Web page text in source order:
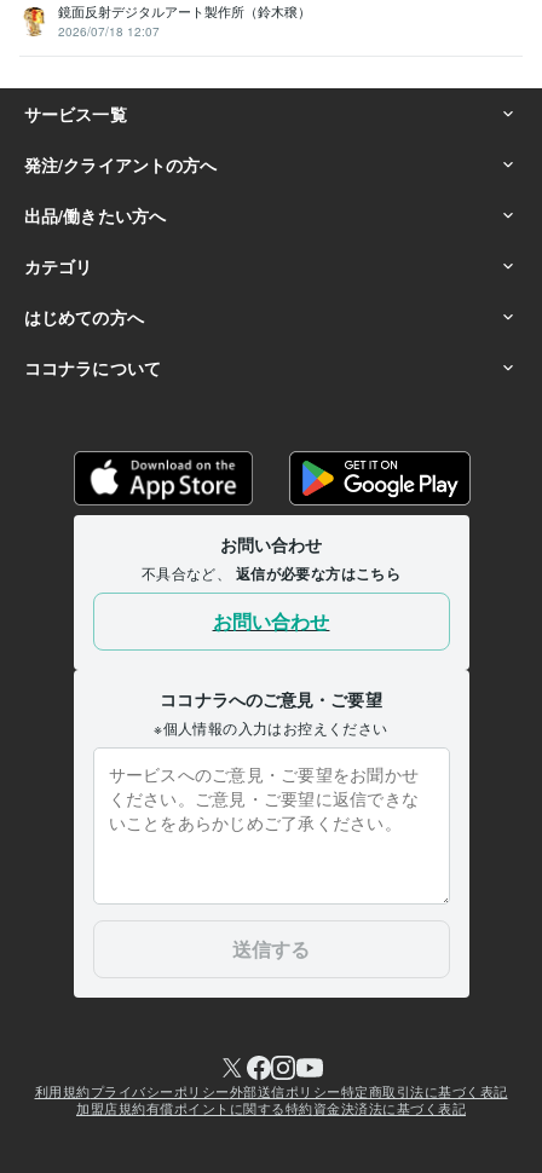
鏡面反射デジタルアート製作所（鈴木穣）
2026/07/18 12:07